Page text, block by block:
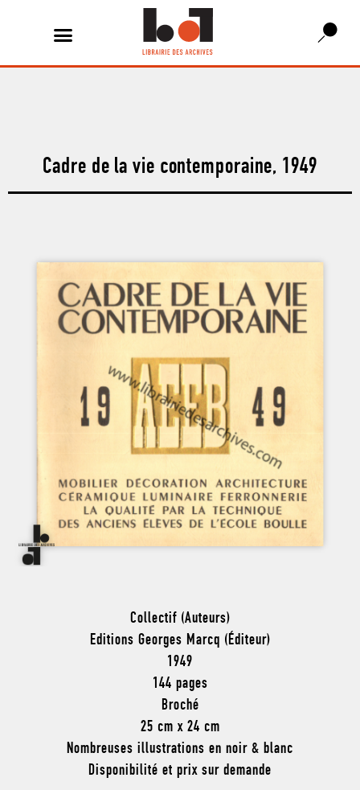
Cadre de la vie contemporaine, 1949
Collectif (Auteurs)
Editions Georges Marcq (Éditeur)
1949
144 pages
Broché
25 cm x 24 cm
Nombreuses illustrations en noir & blanc
Disponibilité et prix sur demande